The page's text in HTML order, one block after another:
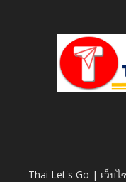
Thai Let's Go | เว็บ